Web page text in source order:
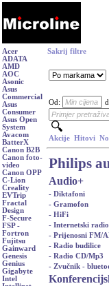
Acer
ADATA
AMD
AOC
Asonic
Asus
Commercial
Asus
Consumer
Asus Open
System
Avacom
BatterX
Canon B2B
Canon foto-
video
Canon OPP
C-Lion
Creality
EVTrip
Fractal
Design
F-Secure
FSP -
Fortron
Fujitsu
Gainward
Genesis
Genius
Gigabyte
Intel
Sakrij filtre
Od:
Akcije Hitovi
Philips
Audio+
- Diktafoni
- Gramofon
- HiFi
- Internetski radio
- Prijenosni FM/
- Radio budilice
- Radio CD/Mp3
- Zvučnik -